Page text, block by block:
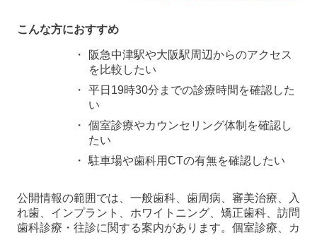
こんな方におすすめ
阪急中津駅や大阪駅周辺からのアクセス
を比較したい
平日19時30分までの診療時間を確認した
い
個室診療やカウンセリング体制を確認し
たい
駐車場や歯科用CTの有無を確認したい
公開情報の範囲では、一般歯科、歯周病、審美治療、入
れ歯、インプラント、ホワイトニング、矯正歯科、訪問
歯科診療・往診に関する案内があります。個室診療、カ